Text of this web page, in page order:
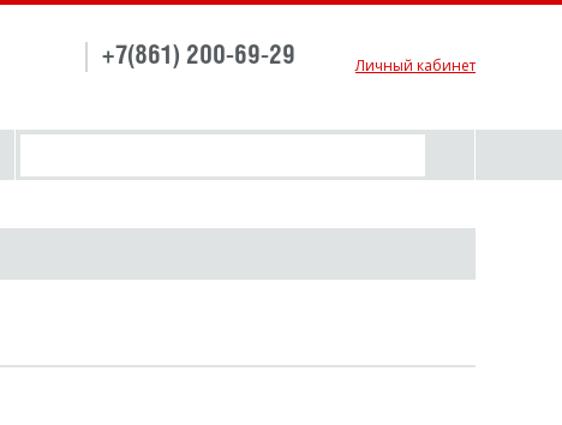
Личный кабинет
+7(861) 200-69-29